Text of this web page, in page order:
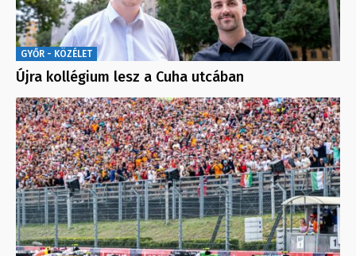
GYŐR - KÖZÉLET
Újra kollégium lesz a Cuha utcában